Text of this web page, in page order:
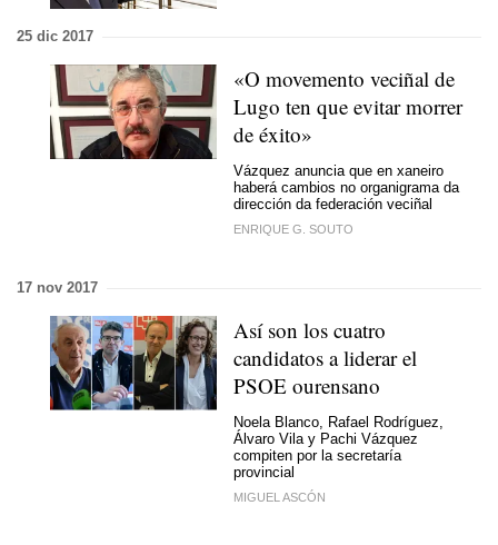
25 dic 2017
«O movemento veciñal de
Lugo ten que evitar morrer
de éxito»
Vázquez anuncia que en xaneiro
haberá cambios no organigrama da
dirección da federación veciñal
ENRIQUE G. SOUTO
17 nov 2017
Así son los cuatro
candidatos a liderar el
PSOE ourensano
Noela Blanco, Rafael Rodríguez,
Álvaro Vila y Pachi Vázquez
compiten por la secretaría
provincial
MIGUEL ASCÓN